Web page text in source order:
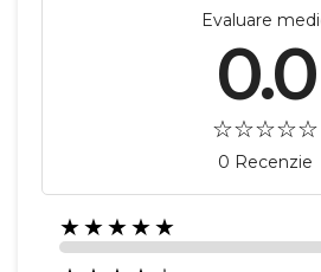
Evaluare
0.0
0 Recenzie
★★★★★